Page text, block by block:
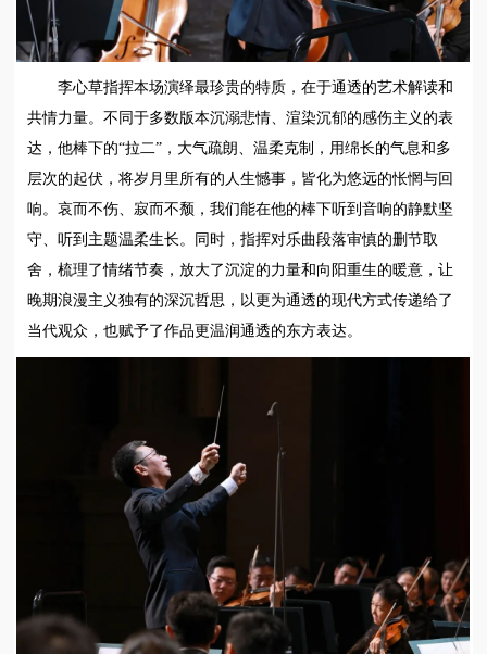
李心草指挥本场演绎最珍贵的特质，在于通透的艺术解读和
共情力量。不同于多数版本沉溺悲情、渲染沉郁的感伤主义的表
达，他棒下的“拉二”，大气疏朗、温柔克制，用绵长的气息和多
层次的起伏，将岁月里所有的人生憾事，皆化为悠远的怅惘与回
响。哀而不伤、寂而不颓，我们能在他的棒下听到音响的静默坚
守、听到主题温柔生长。同时，指挥对乐曲段落审慎的删节取
舍，梳理了情绪节奏，放大了沉淀的力量和向阳重生的暖意，让
晚期浪漫主义独有的深沉哲思，以更为通透的现代方式传递给了
当代观众，也赋予了作品更温润通透的东方表达。